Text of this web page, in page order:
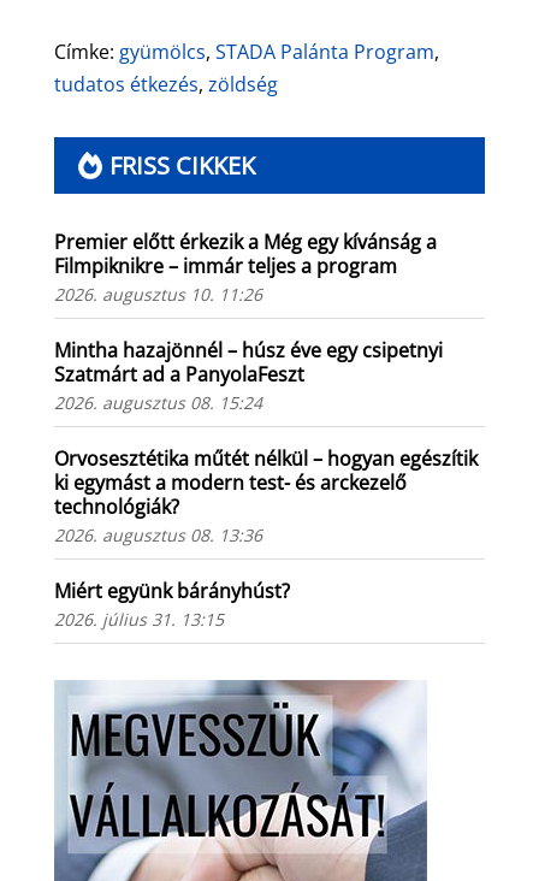
Címke: gyümölcs, STADA Palánta Program,
tudatos étkezés, zöldség
FRISS CIKKEK
Premier előtt érkezik a Még egy kívánság a
Filmpiknikre – immár teljes a program
2026. augusztus 10. 11:26
Mintha hazajönnél – húsz éve egy csipetnyi
Szatmárt ad a PanyolaFeszt
2026. augusztus 08. 15:24
Orvosesztétika műtét nélkül – hogyan egészítik
ki egymást a modern test- és arckezelő
technológiák?
2026. augusztus 08. 13:36
Miért együnk bárányhúst?
2026. július 31. 13:15